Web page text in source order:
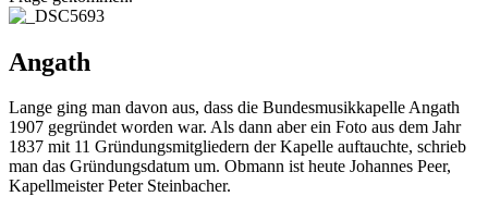
Angath
Lange ging man davon aus, dass die Bundesmusikkapelle Angath
1907 gegründet worden war. Als dann aber ein Foto aus dem Jahr
1837 mit 11 Gründungsmitgliedern der Kapelle auftauchte, schrieb
man das Gründungsdatum um. Obmann ist heute Johannes Peer,
Kapellmeister Peter Steinbacher.